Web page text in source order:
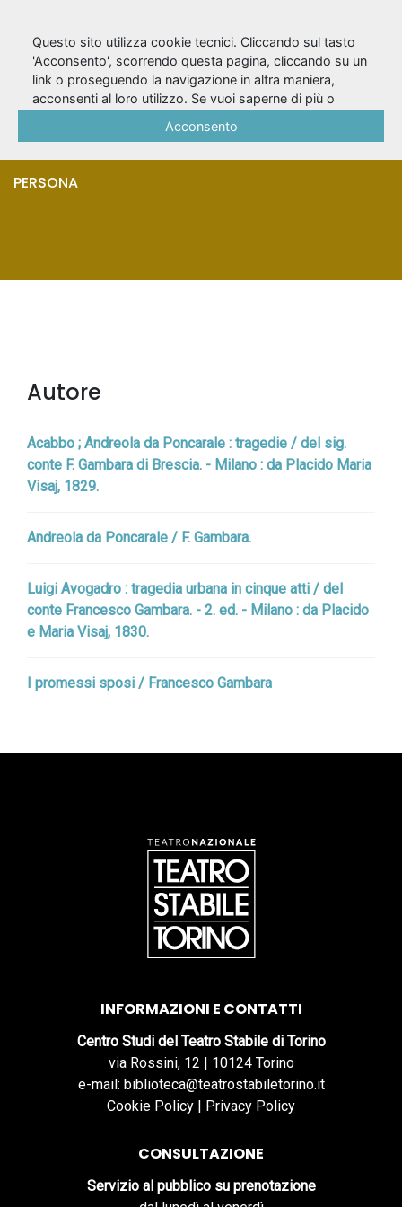
Gambara,
Francesco
PERSONA
Autore
Acabbo ; Andreola da Poncarale : tragedie / del sig.
conte F. Gambara di Brescia. - Milano : da Placido Maria
Visaj, 1829.
Andreola da Poncarale / F. Gambara.
Luigi Avogadro : tragedia urbana in cinque atti / del
conte Francesco Gambara. - 2. ed. - Milano : da Placido
e Maria Visaj, 1830.
I promessi sposi / Francesco Gambara
INFORMAZIONI E CONTATTI
Centro Studi del Teatro Stabile di Torino
via Rossini, 12 | 10124 Torino
e-mail: biblioteca@teatrostabiletorino.it
Cookie Policy | Privacy Policy
CONSULTAZIONE
Servizio al pubblico su prenotazione
Questo sito utilizza cookie tecnici. Cliccando sul tasto
'Acconsento', scorrendo questa pagina, cliccando su un
link o proseguendo la navigazione in altra maniera,
acconsenti al loro utilizzo. Se vuoi saperne di più o
Acconsento